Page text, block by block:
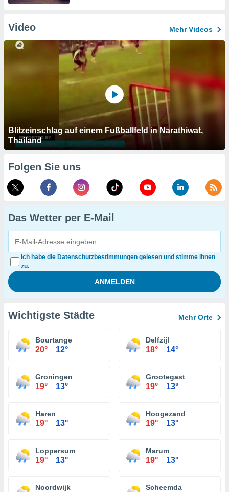
Video Mehr Videos
Blitzeinschlag auf einem Fußballfeld in Narathiwat,
Thailand
Folgen Sie uns
Das Wetter per E-Mail
Ich habe die Datenschutzbestimmungen gelesen und stimme ihnen
zu.
Wichtigste Städte Mehr Orte
Bourtange
20° 12°
Delfzijl
18° 14°
Groningen
19° 13°
Grootegast
19° 13°
Haren
19° 13°
Hoogezand
19° 13°
Loppersum
19° 13°
Marum
19° 13°
Noordwijk Scheemda